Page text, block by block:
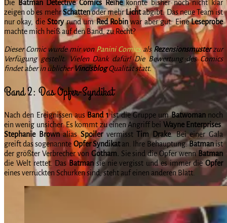
Die Batman Detective Comics Reihekonnte bisher noch nicht klar
zeigen ob es mehrSchattenoder mehrLichtabgibt. Das neue Team ist
nur okay, dieStoryrund umRed Robinwar aber gut. EineLeseprobe
machte mich heiß auf den Band, zu Recht?
Dieser Comic wurde mir von Panini ComicsalsRezensionsmusterzur
Verfügung gestellt. Vielen Dank dafür! Die Bewertung des Comics
findet aber in üblicherVincisblogQualität statt.
Band 2: Das Opfer-Syndikat
Nach den Ereignissen ausBand 1ist die Gruppe umBatwomannoch
ein wenig unsicher. Es kommt zu einen Angriff bei Wayne Enterprises.
Stephanie BrownaliasSpoilervermisstTim Drake. Bei einer Gala
greift das sogenannte Opfer Syndikatan. Ihre Behauptung:Batmanist
der größter Verbrecher von Gotham. Sie sind die Opfer wennBatman
die Welt rettet. DasBatmansie nie vergisst und es immer dieOpfer
eines verrückten Schurken sind, steht auf einen anderen Blatt.